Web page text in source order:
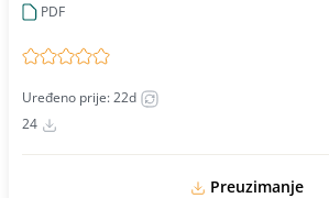
PDF
Uređeno prije: 22d
24
Preuzimanje